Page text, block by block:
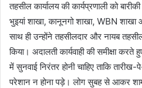
तहसील कार्यालय की कार्यप्रणाली को
भुइयां शाखा, कानूनगो शाखा, WBN
साथ ही उन्होंने तहसीलदार और नायब
किया। अदालती कार्यवाही की समीक्षा करते
में सुनवाई निरंतर होनी चाहिए ताकि
परेशान न होना पड़े। लोग सुबह से आकर